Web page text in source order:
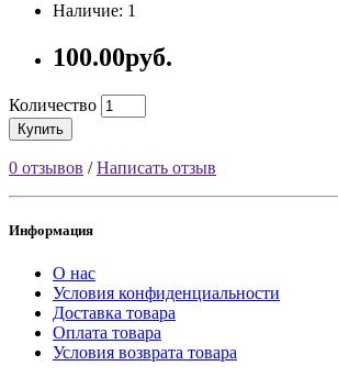
Наличие: 1
100.00руб.
Количество
Купить
0 отзывов /Написать отзыв
Информация
О нас
Условия конфиденциальности
Доставка товара
Оплата товара
Условия возврата товара